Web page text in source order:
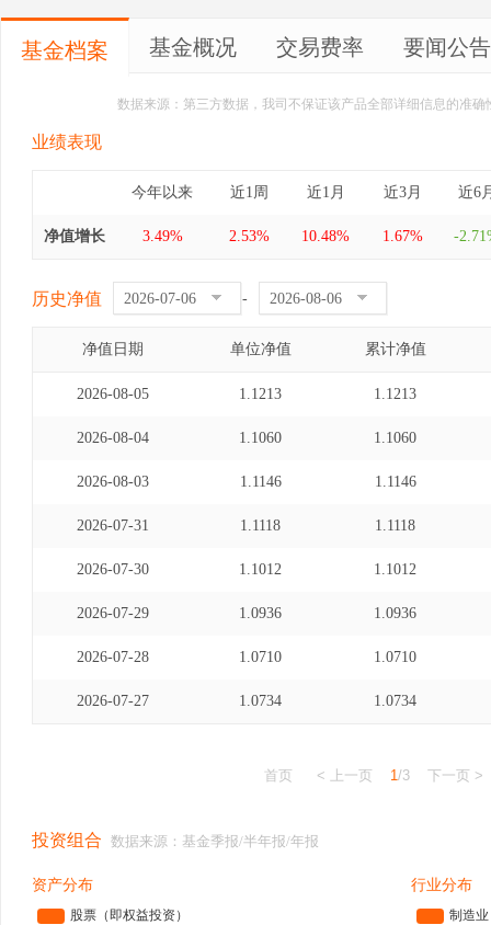
基金档案 基金概况 交易费率 要闻公告
数据来源：第三方数据，我司不保证该产品全部详细信息的准
业绩表现
今年以来 近1周 近1月 近3月 近6
净值增长 3.49% 2.53% 10.48% 1.67% -
历史净值 -
净值日期 单位净值 累计净值
2026-08-05 1.1213 1.1213
2026-08-04 1.1060 1.1060
2026-08-03 1.1146 1.1146
2026-07-31 1.1118 1.1118
2026-07-30 1.1012 1.1012
2026-07-29 1.0936 1.0936
2026-07-28 1.0710 1.0710
2026-07-27 1.0734 1.0734
首页 < 上一页 1/3 下一页 >
投资组合 数据来源：基金季报/半年报/年报
资产分布 行业分布